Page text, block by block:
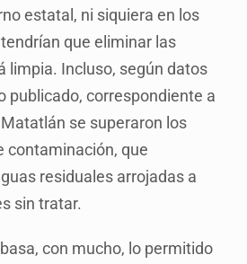
estatal, ni siquiera en los
que eliminar las
limpia. Incluso, según datos
publicado, correspondiente a
se superaron los
contaminación, que
residuales arrojadas a
sin tratar.
con mucho, lo permitido